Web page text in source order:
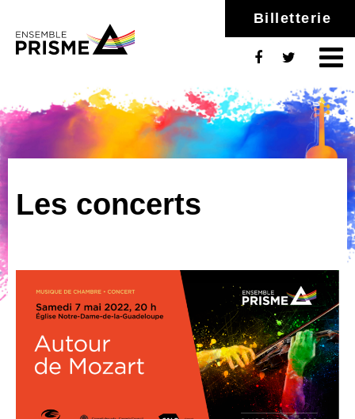
Billetterie
Les concerts